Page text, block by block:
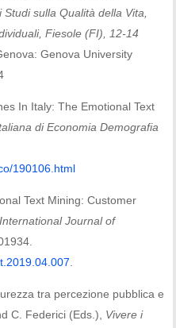
sulla Qualità della Vita,
Fiesole (FI), 12-14
Genova University
In Italy: The Emotional Text
di Economia Demografia
190106.html
Text Mining: Customer
International Journal of
tra percezione pubblica e
C. Federici (Eds.), Vivere i